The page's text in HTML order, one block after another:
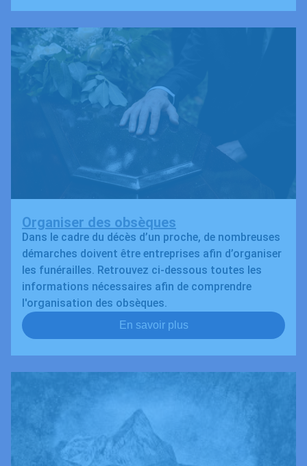
Organiser des obsèques
Dans le cadre du décès d’un proche, de nombreuses
démarches doivent être entreprises afin d’organiser
les funérailles. Retrouvez ci-dessous toutes les
informations nécessaires afin de comprendre
l'organisation des obsèques.
En savoir plus